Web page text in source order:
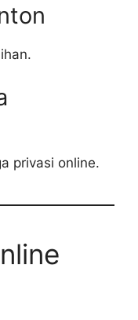
privasi online.